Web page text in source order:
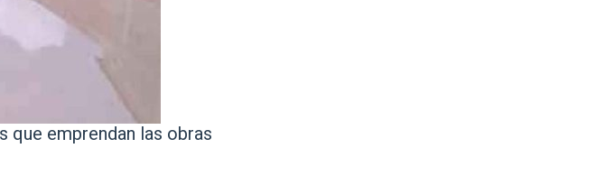
que emprendan las obras